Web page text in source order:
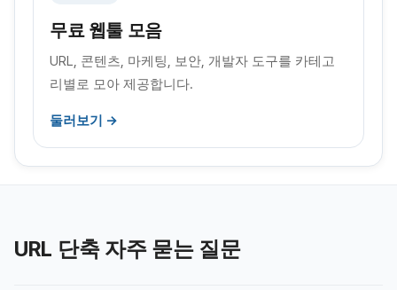
무료 웹툴 모음
URL, 콘텐츠, 마케팅, 보안, 개발자 도구를 카테고
리별로 모아 제공합니다.
둘러보기 →
URL 단축 자주 묻는 질문